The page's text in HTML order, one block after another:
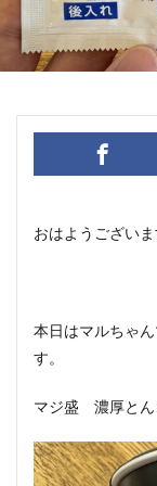
おはようござい
本日はマルちゃ
す。
マジ盛 濃厚とん